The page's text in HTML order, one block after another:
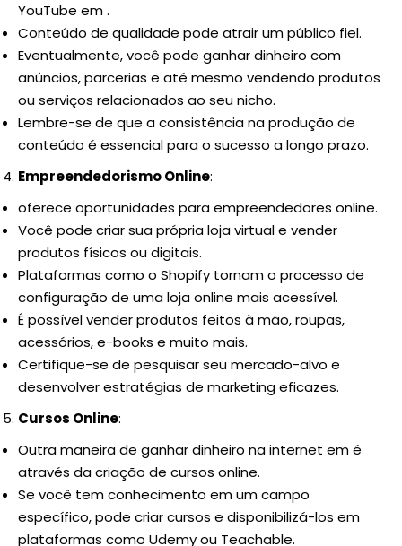
YouTube em .
Conteúdo de qualidade pode atrair um público fiel.
Eventualmente, você pode ganhar dinheiro com
anúncios, parcerias e até mesmo vendendo produtos
ou serviços relacionados ao seu nicho.
Lembre-se de que a consistência na produção de
conteúdo é essencial para o sucesso a longo prazo.
Empreendedorismo Online:
oferece oportunidades para empreendedores online.
Você pode criar sua própria loja virtual e vender
produtos físicos ou digitais.
Plataformas como o Shopify tornam o processo de
configuração de uma loja online mais acessível.
É possível vender produtos feitos à mão, roupas,
acessórios, e-books e muito mais.
Certifique-se de pesquisar seu mercado-alvo e
desenvolver estratégias de marketing eficazes.
Cursos Online:
Outra maneira de ganhar dinheiro na internet em é
através da criação de cursos online.
Se você tem conhecimento em um campo
específico, pode criar cursos e disponibilizá-los em
plataformas como Udemy ou Teachable.